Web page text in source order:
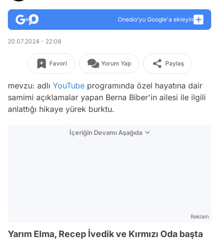
Onedio’yu Google'a ekleyin
20.07.2024 - 22:08
Favori Yorum Yap Paylaş
mevzu: adlı YouTube programında özel hayatına dair
samimi açıklamalar yapan Berna Biber'in ailesi ile ilgili
anlattığı hikaye yürek burktu.
İçeriğin Devamı Aşağıda
Reklam
Yarım Elma, Recep İvedik ve Kırmızı Oda başta